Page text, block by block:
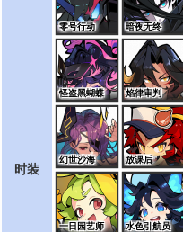
时装
零号行动 暗夜无终
怪盗黑蝴蝶 焰律审判
幻世沙海 放课后
一日园艺师 水色引航员